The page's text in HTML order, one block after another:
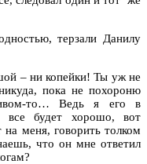
терзали Данилу
– ни копейки! Ты уж не
пока не похороню
то… Ведь я его в
все будет хорошо, вот
меня, говорить толком
что он мне ответил